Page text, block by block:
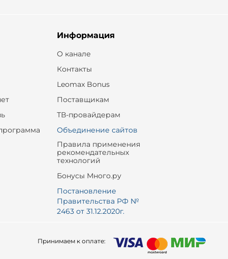
Информация
О канале
Контакты
Leomax Bonus
Поставщикам
ТВ-провайдерам
Объединение сайтов
Правила применения
рекомендательных
технологий
Бонусы Много.ру
Постановление
Правительства РФ №
2463 от 31.12.2020г.
Принимаем к оплате: